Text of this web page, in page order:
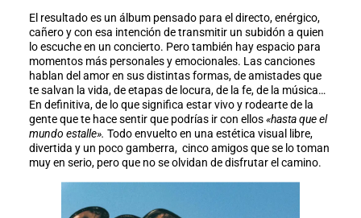
El resultado es un álbum pensado para el directo, enérgico,
cañero y con esa intención de transmitir un subidón a quien
lo escuche en un concierto. Pero también hay espacio para
momentos más personales y emocionales. Las canciones
hablan del amor en sus distintas formas, de amistades que
te salvan la vida, de etapas de locura, de la fe, de la música…
En definitiva, de lo que significa estar vivo y rodearte de la
gente que te hace sentir que podrías ir con ellos«hasta que el
mundo estalle». Todo envuelto en una estética visual libre,
divertida y un poco gamberra, cinco amigos que se lo toman
muy en serio, pero que no se olvidan de disfrutar el camino.